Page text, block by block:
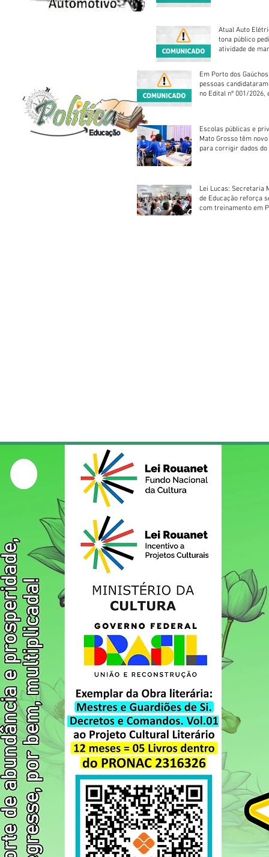
Atual Auto
tona público
atividade de
Em Porto dos
pessoas
no Edital nº 001/2026,
Escolas públicas e
Mato Grosso têm
para corrigir dados do
Lei Lucas: Secretaria
de Educação reforça
com treinamento em